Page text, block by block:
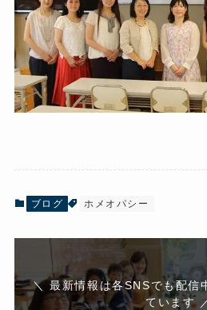
ブログ ホメオパシー
＼ 最新情報は各SNSでも配信
ています